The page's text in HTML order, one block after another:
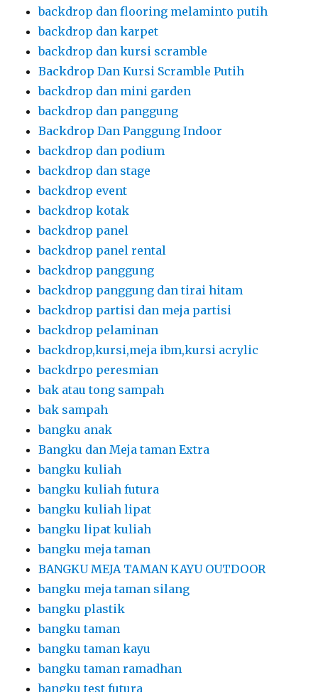
backdrop dan flooring melaminto putih
backdrop dan karpet
backdrop dan kursi scramble
Backdrop Dan Kursi Scramble Putih
backdrop dan mini garden
backdrop dan panggung
Backdrop Dan Panggung Indoor
backdrop dan podium
backdrop dan stage
backdrop event
backdrop kotak
backdrop panel
backdrop panel rental
backdrop panggung
backdrop panggung dan tirai hitam
backdrop partisi dan meja partisi
backdrop pelaminan
backdrop,kursi,meja ibm,kursi acrylic
backdrpo peresmian
bak atau tong sampah
bak sampah
bangku anak
Bangku dan Meja taman Extra
bangku kuliah
bangku kuliah futura
bangku kuliah lipat
bangku lipat kuliah
bangku meja taman
BANGKU MEJA TAMAN KAYU OUTDOOR
bangku meja taman silang
bangku plastik
bangku taman
bangku taman kayu
bangku taman ramadhan
bangku test futura